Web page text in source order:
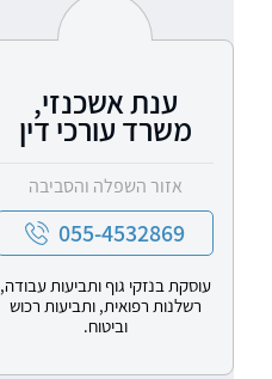
ענת אשכנזי,
משרד עורכי דין
אזור השפלה והסביבה
055-4532869
עוסקת בנזקי גוף ותביעות עבודה,
רשלנות רפואית, ותביעות רכוש
וביטוח.